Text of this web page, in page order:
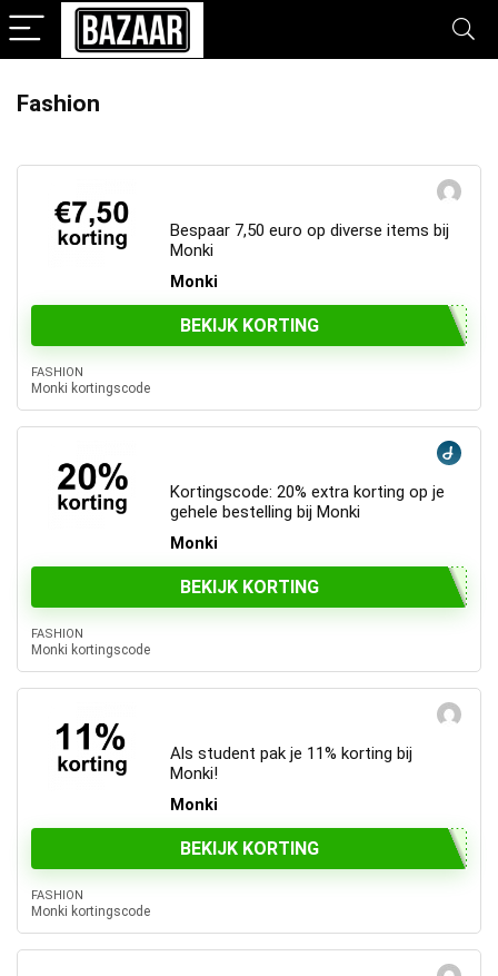
Fashion
Bespaar 7,50 euro op diverse items bij
Monki
Monki
BEKIJK KORTING
FASHION
Monki kortingscode
Kortingscode: 20% extra korting op je
gehele bestelling bij Monki
Monki
BEKIJK KORTING
FASHION
Monki kortingscode
Als student pak je 11% korting bij
Monki!
Monki
BEKIJK KORTING
FASHION
Monki kortingscode